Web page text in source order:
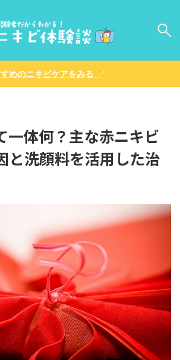
めのニキビケアをみる ✨
一体何？主な赤ニキビ
と洗顔料を活用した治